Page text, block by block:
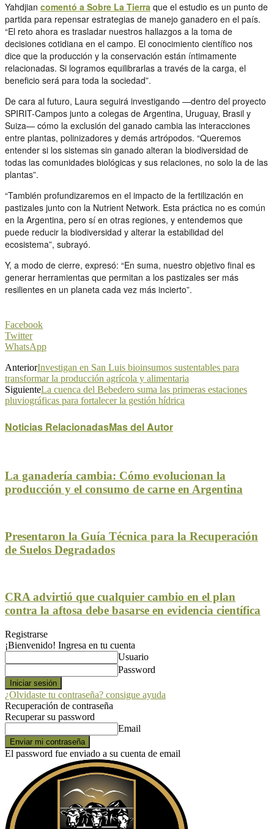
Yahdjian comentó a Sobre La Tierra que el estudio es un punto de
partida para repensar estrategias de manejo ganadero en el país.
“El reto ahora es trasladar nuestros hallazgos a la toma de
decisiones cotidiana en el campo. El conocimiento científico nos
dice que la producción y la conservación están íntimamente
relacionadas. Si logramos equilibrarlas a través de la carga, el
beneficio será para toda la sociedad”.
De cara al futuro, Laura seguirá investigando —dentro del proyecto
SPIRIT-Campos junto a colegas de Argentina, Uruguay, Brasil y
Suiza— cómo la exclusión del ganado cambia las interacciones
entre plantas, polinizadores y demás artrópodos. “Queremos
entender si los sistemas sin ganado alteran la biodiversidad de
todas las comunidades biológicas y sus relaciones, no solo la de las
plantas”.
“También profundizaremos en el impacto de la fertilización en
pastizales junto con la Nutrient Network. Esta práctica no es común
en la Argentina, pero sí en otras regiones, y entendemos que
puede reducir la biodiversidad y alterar la estabilidad del
ecosistema”, subrayó.
Y, a modo de cierre, expresó: “En suma, nuestro objetivo final es
generar herramientas que permitan a los pastizales ser más
resilientes en un planeta cada vez más incierto”.
Facebook
Twitter
WhatsApp
AnteriorInvestigan en San Luis bioinsumos sustentables para
transformar la producción agrícola y alimentaria
SiguienteLa cuenca del Bebedero suma las primeras estaciones
pluviográficas para fortalecer la gestión hídrica
Noticias RelacionadasMas del Autor
La ganadería cambia: Cómo evolucionan la
producción y el consumo de carne en Argentina
Presentaron la Guía Técnica para la Recuperación
de Suelos Degradados
CRA advirtió que cualquier cambio en el plan
contra la aftosa debe basarse en evidencia científica
Registrarse
¡Bienvenido! Ingresa en tu cuenta
Usuario
Password
¿Olvidaste tu contraseña? consigue ayuda
Recuperación de contraseña
Recuperar su password
Email
El password fue enviado a su cuenta de email